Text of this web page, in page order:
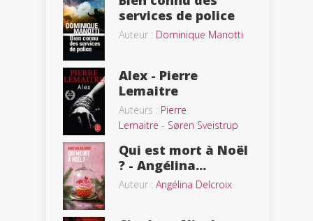
services de police
Auteur : Dominique Manotti
Alex - Pierre
Lemaitre
Auteurs : Pierre
Lemaitre - Søren Sveistrup
Qui est mort à Noël
? - Angélina...
Auteur : Angélina Delcroix